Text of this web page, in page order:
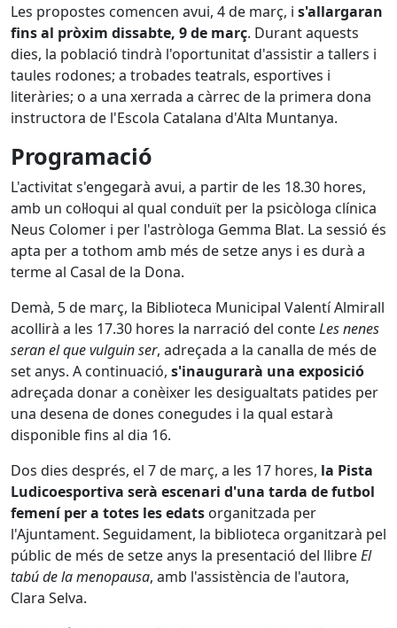
Les propostes comencen avui, 4 de març, i s'allargaran
fins al pròxim dissabte, 9 de març. Durant aquests
dies, la població tindrà l'oportunitat d'assistir a tallers i
taules rodones; a trobades teatrals, esportives i
literàries; o a una xerrada a càrrec de la primera dona
instructora de l'Escola Catalana d'Alta Muntanya.
Programació
L'activitat s'engegarà avui, a partir de les 18.30 hores,
amb un col·loqui al qual conduït per la psicòloga clínica
Neus Colomer i per l'astròloga Gemma Blat. La sessió és
apta per a tothom amb més de setze anys i es durà a
terme al Casal de la Dona.
Demà, 5 de març, la Biblioteca Municipal Valentí Almirall
acollirà a les 17.30 hores la narració del conteLes nenes
seran el que vulguin ser, adreçada a la canalla de més de
set anys. A continuació, s'inaugurarà una exposició
adreçada donar a conèixer les desigualtats patides per
una desena de dones conegudes i la qual estarà
disponible fins al dia 16.
Dos dies després, el 7 de març, a les 17 hores, la Pista
Ludicoesportiva serà escenari d'una tarda de futbol
femení per a totes les edats organitzada per
l'Ajuntament. Seguidament, la biblioteca organitzarà pel
públic de més de setze anys la presentació del llibreEl
tabú de la menopausa, amb l'assistència de l'autora,
Clara Selva.